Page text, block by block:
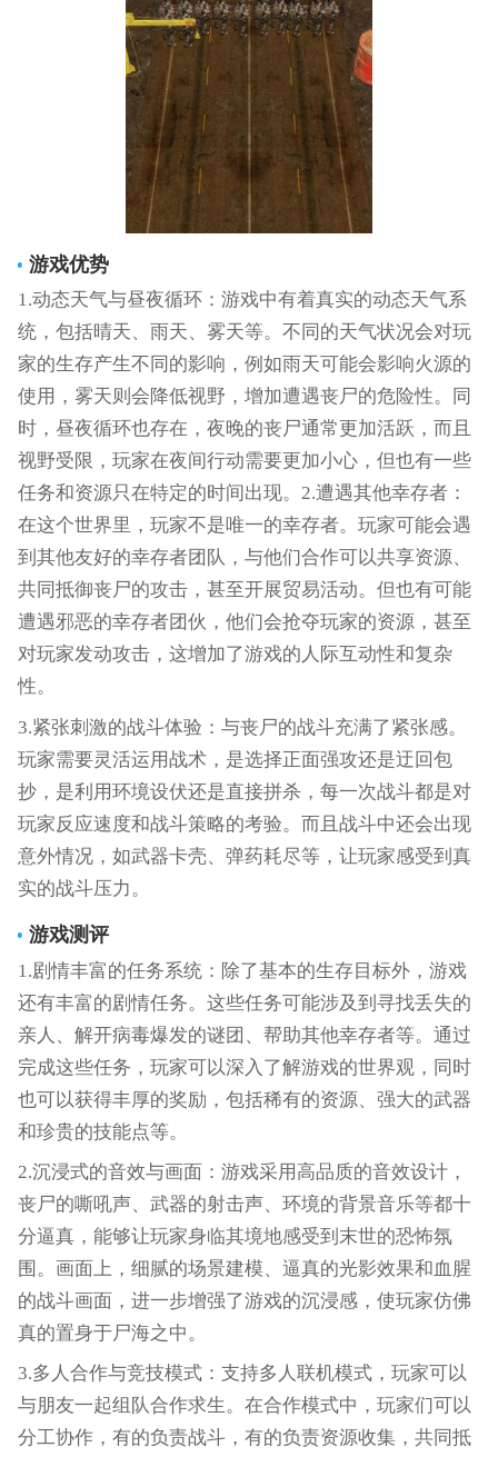
游戏优势
1.动态天气与昼夜循环：游戏中有着真实的动态天气系
统，包括晴天、雨天、雾天等。不同的天气状况会对玩
家的生存产生不同的影响，例如雨天可能会影响火源的
使用，雾天则会降低视野，增加遭遇丧尸的危险性。同
时，昼夜循环也存在，夜晚的丧尸通常更加活跃，而且
视野受限，玩家在夜间行动需要更加小心，但也有一些
任务和资源只在特定的时间出现。2.遭遇其他幸存者：
在这个世界里，玩家不是唯一的幸存者。玩家可能会遇
到其他友好的幸存者团队，与他们合作可以共享资源、
共同抵御丧尸的攻击，甚至开展贸易活动。但也有可能
遭遇邪恶的幸存者团伙，他们会抢夺玩家的资源，甚至
对玩家发动攻击，这增加了游戏的人际互动性和复杂
性。
3.紧张刺激的战斗体验：与丧尸的战斗充满了紧张感。
玩家需要灵活运用战术，是选择正面强攻还是迂回包
抄，是利用环境设伏还是直接拼杀，每一次战斗都是对
玩家反应速度和战斗策略的考验。而且战斗中还会出现
意外情况，如武器卡壳、弹药耗尽等，让玩家感受到真
实的战斗压力。
游戏测评
1.剧情丰富的任务系统：除了基本的生存目标外，游戏
还有丰富的剧情任务。这些任务可能涉及到寻找丢失的
亲人、解开病毒爆发的谜团、帮助其他幸存者等。通过
完成这些任务，玩家可以深入了解游戏的世界观，同时
也可以获得丰厚的奖励，包括稀有的资源、强大的武器
和珍贵的技能点等。
2.沉浸式的音效与画面：游戏采用高品质的音效设计，
丧尸的嘶吼声、武器的射击声、环境的背景音乐等都十
分逼真，能够让玩家身临其境地感受到末世的恐怖氛
围。画面上，细腻的场景建模、逼真的光影效果和血腥
的战斗画面，进一步增强了游戏的沉浸感，使玩家仿佛
真的置身于尸海之中。
3.多人合作与竞技模式：支持多人联机模式，玩家可以
与朋友一起组队合作求生。在合作模式中，玩家们可以
分工协作，有的负责战斗，有的负责资源收集，共同抵